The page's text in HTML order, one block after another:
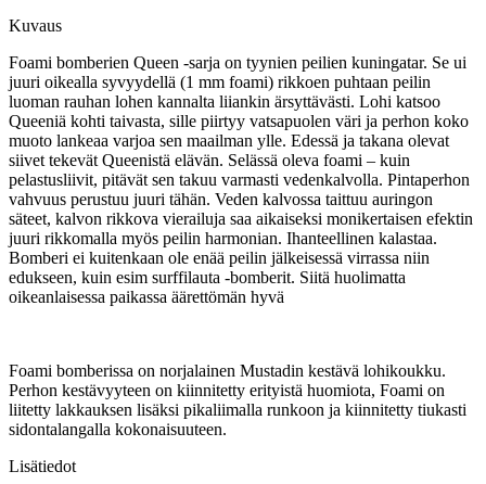
Kuvaus
Foami bomberien Queen -sarja on tyynien peilien kuningatar. Se ui
juuri oikealla syvyydellä (1 mm foami) rikkoen puhtaan peilin
luoman rauhan lohen kannalta liiankin ärsyttävästi. Lohi katsoo
Queeniä kohti taivasta, sille piirtyy vatsapuolen väri ja perhon koko
muoto lankeaa varjoa sen maailman ylle. Edessä ja takana olevat
siivet tekevät Queenistä elävän. Selässä oleva foami – kuin
pelastusliivit, pitävät sen takuu varmasti vedenkalvolla. Pintaperhon
vahvuus perustuu juuri tähän. Veden kalvossa taittuu auringon
säteet, kalvon rikkova vierailuja saa aikaiseksi monikertaisen efektin
juuri rikkomalla myös peilin harmonian. Ihanteellinen kalastaa.
Bomberi ei kuitenkaan ole enää peilin jälkeisessä virrassa niin
edukseen, kuin esim surffilauta -bomberit. Siitä huolimatta
oikeanlaisessa paikassa äärettömän hyvä
Foami bomberissa on norjalainen Mustadin kestävä lohikoukku.
Perhon kestävyyteen on kiinnitetty erityistä huomiota, Foami on
liitetty lakkauksen lisäksi pikaliimalla runkoon ja kiinnitetty tiukasti
sidontalangalla kokonaisuuteen.
Lisätiedot